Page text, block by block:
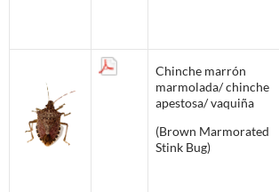
Chinche marrón
marmolada/ chinche
apestosa/ vaquiña
(Brown Marmorated
Stink Bug)